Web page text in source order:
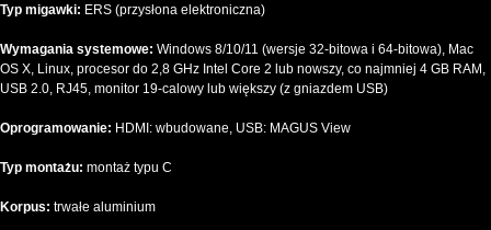
Typ migawki: ERS (przysłona elektroniczna)
Wymagania systemowe: Windows 8/10/11 (wersje 32-bitowa i 64-bitowa), Mac
OS X, Linux, procesor do 2,8 GHz Intel Core 2 lub nowszy, co najmniej 4 GB RAM,
USB 2.0, RJ45, monitor 19-calowy lub większy (z gniazdem USB)
Oprogramowanie: HDMI: wbudowane, USB: MAGUS View
Typ montażu: montaż typu C
Korpus: trwałe aluminium